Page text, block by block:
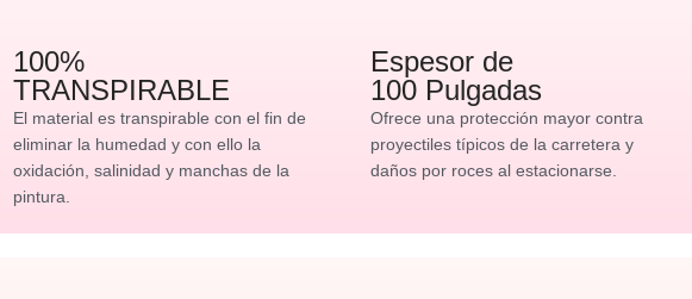
100%
TRANSPIRABLE
El material es transpirable con el fin de
eliminar la humedad y con ello la
oxidación, salinidad y manchas de la
pintura.
Espesor de
100 Pulgadas
Ofrece una protección mayor contra
proyectiles típicos de la carretera y
daños por roces al estacionarse.